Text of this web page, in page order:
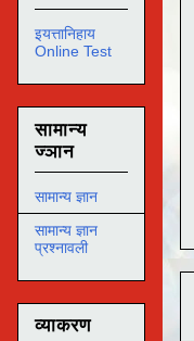
Tube Channel
इयत्तानिहाय
Online Test
सामान्य
ज्ञान
सामान्य ज्ञान
सामान्य ज्ञान
प्रश्नावली
व्याकरण